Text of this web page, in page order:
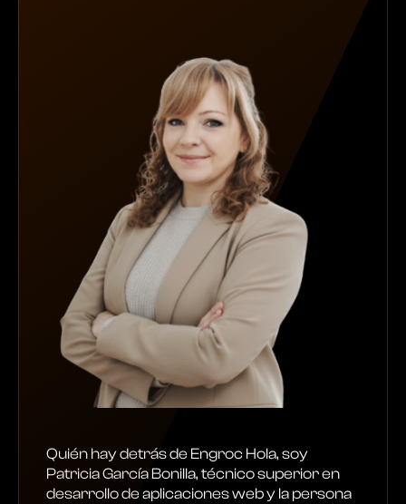
Quién hay detrás de Engroc Hola, soy
Patricia García Bonilla, técnico superior en
desarrollo de aplicaciones web y la persona